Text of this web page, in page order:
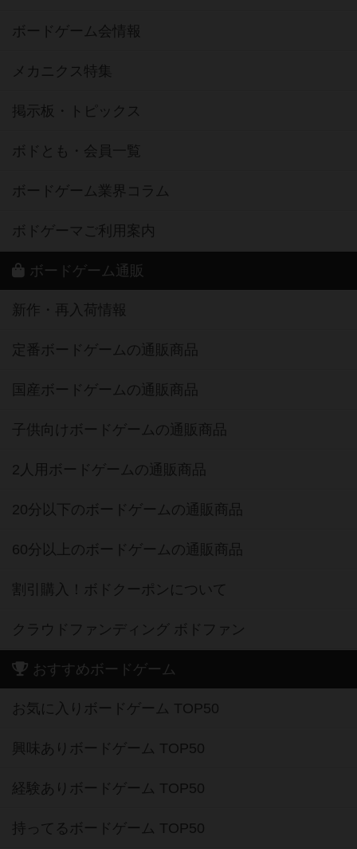
ボードゲーム会情報
メカニクス特集
掲示板・トピックス
ボドとも・会員一覧
ボードゲーム業界コラム
ボドゲーマご利用案内
ボードゲーム通販
新作・再入荷情報
定番ボードゲームの通販商品
国産ボードゲームの通販商品
子供向けボードゲームの通販商品
2人用ボードゲームの通販商品
20分以下のボードゲームの通販商品
60分以上のボードゲームの通販商品
割引購入！ボドクーポンについて
クラウドファンディング ボドファン
おすすめボードゲーム
お気に入りボードゲーム TOP50
興味ありボードゲーム TOP50
経験ありボードゲーム TOP50
持ってるボードゲーム TOP50